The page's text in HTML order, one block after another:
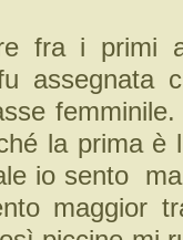
fra i primi
assegnata
la prima è
io sento
maggior